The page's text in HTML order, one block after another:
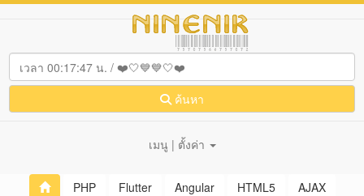
ค้นหา
เมนู | ตั้งค่า
PHP Flutter Angular HTML5
AJAX